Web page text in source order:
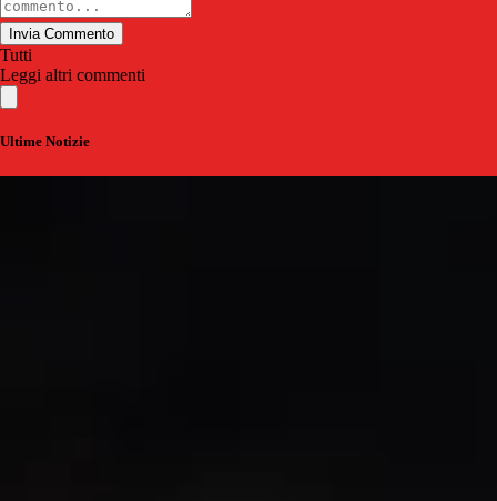
Invia Commento
Tutti
Leggi altri commenti
Ultime Notizie